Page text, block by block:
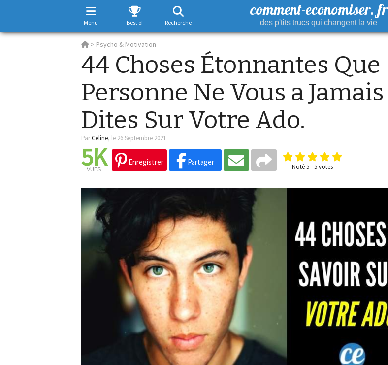
Menu Best of Recherche
comment-economiser. fr
des p'tits trucs qui changent la vie
> Psycho & Motivation
44 Choses Étonnantes Que
Personne Ne Vous a Jamais
Dites Sur Votre Ado.
ParCeline, le 26 Septembre 2021
5K
VUES
Enregistrer Partager
Noté5-5 votes